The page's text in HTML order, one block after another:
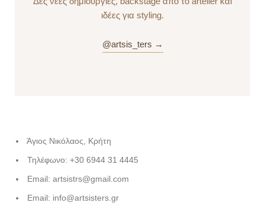
ιδέες για styling.
@artsis_ters →
Άγιος Νικόλαος, Κρήτη
Τηλέφωνο: +30 6944 31 4445
Email: artsistrs@gmail.com
Email: info@artsisters.gr